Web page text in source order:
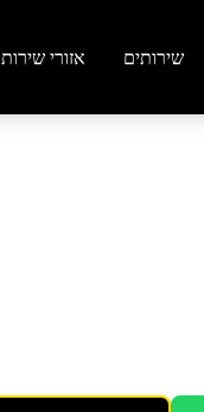
שירותים אזורי שירות